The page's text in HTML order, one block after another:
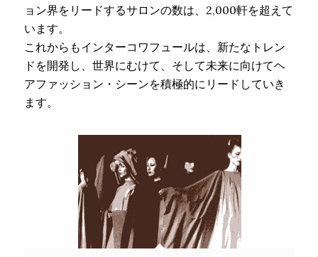
ョン界をリードするサロンの数は、2,000軒を超えて
います。
これからもインターコワフュールは、新たなトレン
ドを開発し、世界にむけて、そして未来に向けてヘ
アファッション・シーンを積極的にリードしていき
ます。